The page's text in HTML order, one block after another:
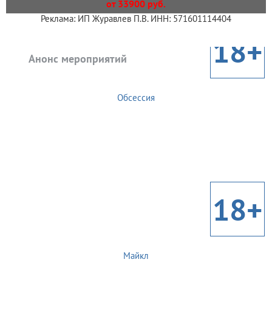
от 33900 руб.
Реклама: ИП Журавлев П.В. ИНН: 571601114404
Анонс мероприятий 18+
Обсессия
18+
Майкл